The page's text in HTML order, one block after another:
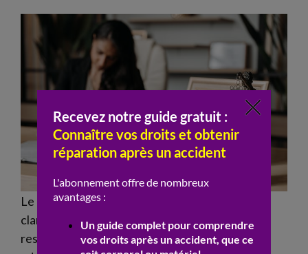
Le recours à unavocat
clarifier la
responsabilité de l’auteur, du
responsable, de l’entreprise, de l’état ou d’une